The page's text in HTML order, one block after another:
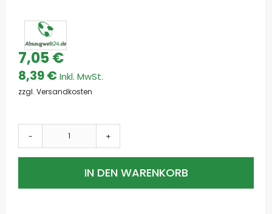
8,39 €
7,05 €
zzgl. Versandkosten
- +
IN DEN WARENKORB